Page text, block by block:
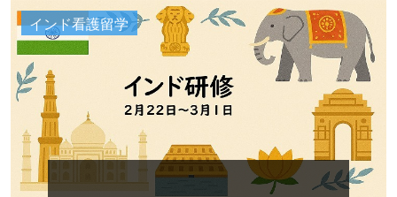
インド看護留学